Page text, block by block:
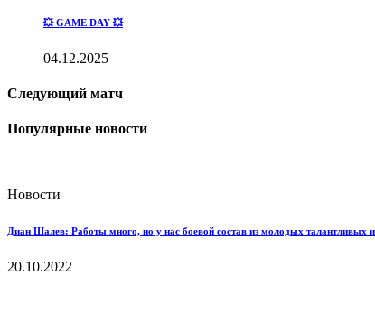
💥 GAME DAY 💥
04.12.2025
Следующий матч
Популярные новости
Новости
Диан Шалев: Работы много, но у нас боевой состав из молодых талантливых
20.10.2022